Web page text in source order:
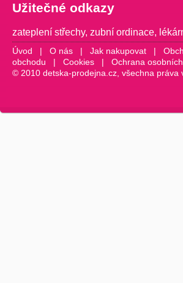
Užitečné odkazy
zateplení střechy, zubní ordinace,
Úvod | O nás | Jak nakupovat |
obchodu | Cookies | Ochrana
© 2010 detska-prodejna.cz, všechna práva